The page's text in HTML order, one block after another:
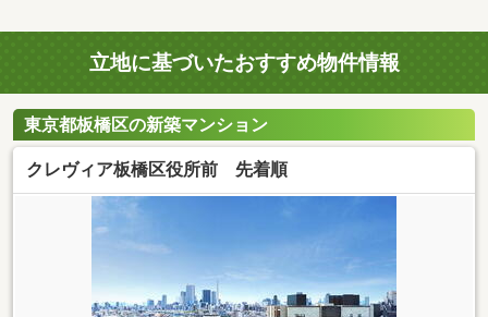
立地に基づいたおすすめ物件情報
東京都板橋区の新築マンション
クレヴィア板橋区役所前 先着順